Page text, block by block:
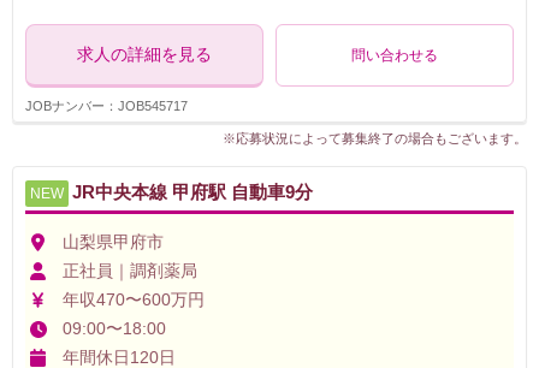
求人の詳細を見る 問い合わせる
JOBナンバー：JOB545717
※応募状況によって募集終了の場合もございます。
NEW JR中央本線 甲府駅 自動車9分
山梨県甲府市
正社員｜調剤薬局
年収470〜600万円
09:00〜18:00
年間休日120日